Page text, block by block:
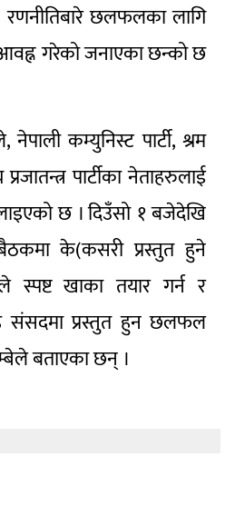
रणनीतिबारे छलफलका लागि
गरेको जनाएका छन्को छ
कम्युनिस्ट पार्टी, श्रम
प्रजातन्त्र पार्टीका नेताहरुलाई
छ । दिउँसो १ बजेदेखि
बैठकमा के(कसरी प्रस्तुत हुने
स्पष्ट खाका तयार गर्न र
संसदमा प्रस्तुत हुन छलफल
बताएका छन् ।